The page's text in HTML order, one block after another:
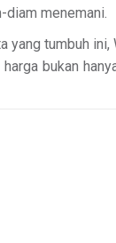
diam menemani.
yang tumbuh
bukan